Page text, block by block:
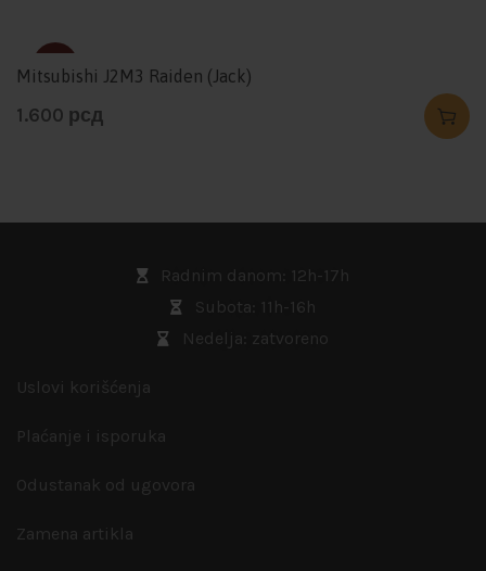
SOLD
Mitsubishi J2M3 Raiden (Jack)
1.600 рсд
Radnim danom: 12h-17h
Subota: 11h-16h
Nedelja: zatvoreno
Uslovi korišćenja
Plaćanje i isporuka
Odustanak od ugovora
Zamena artikla